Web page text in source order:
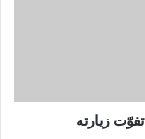
زيارته